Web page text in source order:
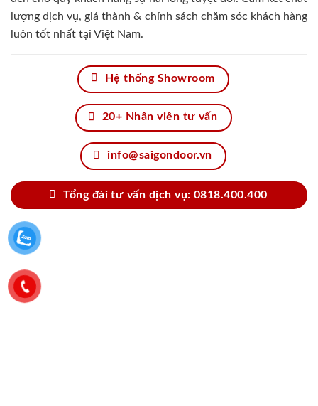
lượng dịch vụ, giá thành & chính sách chăm sóc khách hàng
luôn tốt nhất tại Việt Nam.
Hệ thống Showroom
20+ Nhân viên tư vấn
info@saigondoor.vn
Tổng đài tư vấn dịch vụ: 0818.400.400